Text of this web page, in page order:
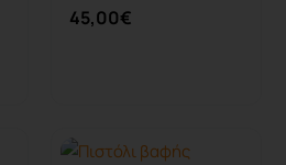
45,00€